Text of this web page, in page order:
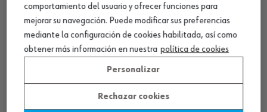
¡DESCARGA NUESTRA APP!
comportamiento del usuario y ofrecer funciones para
mejorar su navegación. Puede modificar sus preferencias
mediante la configuración de cookies habilitada, así como
obtener más información en nuestra política de cookies
Personalizar
Rechazar cookies